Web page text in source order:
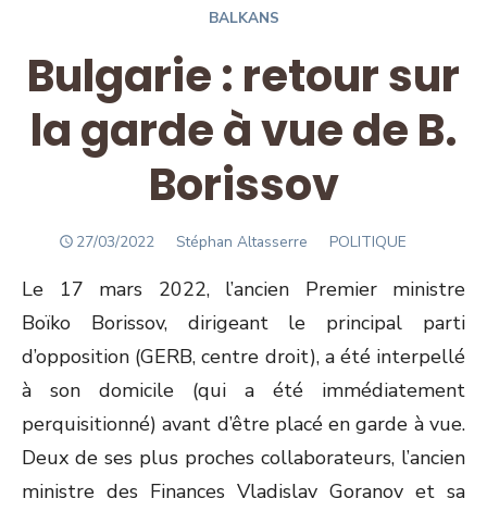
BALKANS
Bulgarie : retour sur
la garde à vue de B.
Borissov
POSTED
27/03/2022 Author
Stéphan Altasserre POLITIQUE
Le 17 mars 2022, l’ancien Premier ministre
Boïko Borissov, dirigeant le principal parti
d’opposition (GERB, centre droit), a été interpellé
à son domicile (qui a été immédiatement
perquisitionné) avant d’être placé en garde à vue.
Deux de ses plus proches collaborateurs, l’ancien
ministre des Finances Vladislav Goranov et sa